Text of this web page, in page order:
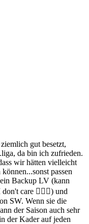
gut besetzt,
da bin ich zufrieden.
wir hätten vielleicht
passen
Backup LV (kann
care 🤷🏿‍♂️) und
SW. Wenn sie die
der Saison auch sehr
der Kader auf jeden